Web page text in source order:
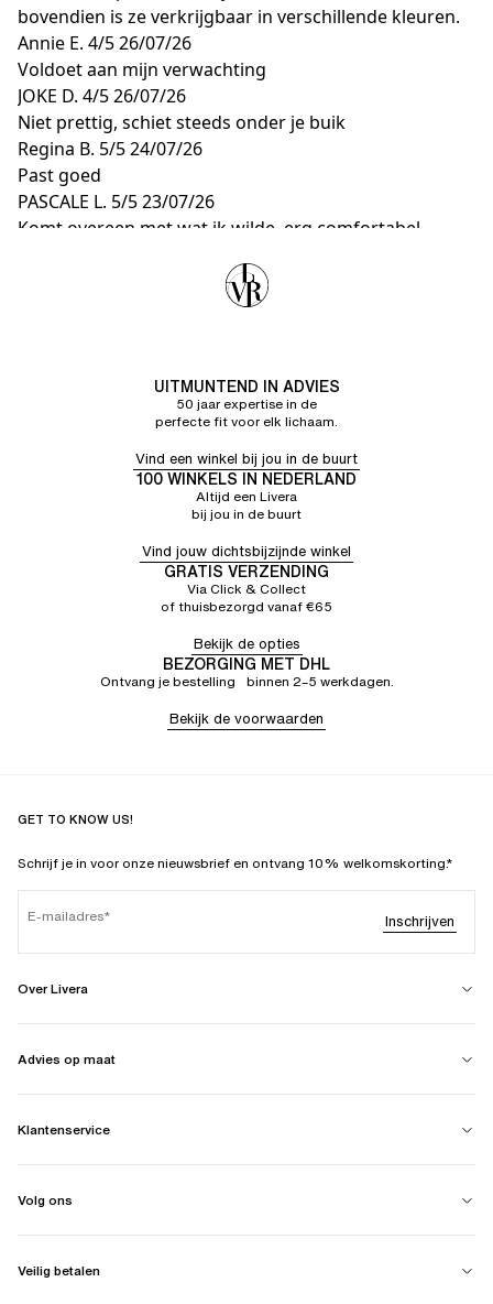
bovendien is ze verkrijgbaar in verschillende kleuren.
Annie E. 4/526/07/26
Voldoet aan mijn verwachting
JOKE D. 4/526/07/26
Niet prettig, schiet steeds onder je buik
Regina B. 5/524/07/26
Past goed
PASCALE L. 5/523/07/26
Komt overeen met wat ik wilde, erg comfortabel,
UITMUNTEND IN ADVIES
50 jaar expertise in de
perfecte fit voor elk lichaam.
Vind een winkel bij jou in de buurt
100 WINKELS IN NEDERLAND
Altijd een Livera
bij jou in de buurt
Vind jouw dichtsbijzijnde winkel
GRATIS VERZENDING
Via Click & Collect
of thuisbezorgd vanaf €65
Bekijk de opties
BEZORGING MET DHL
Ontvang je bestelling binnen 2–5 werkdagen.
Bekijk de voorwaarden
GET TO KNOW US!
Schrijf je in voor onze nieuwsbrief en ontvang 10% welkomskorting.*
E-mailadres Inschrijven
Over Livera
Advies op maat
Klantenservice
Volg ons
Veilig betalen